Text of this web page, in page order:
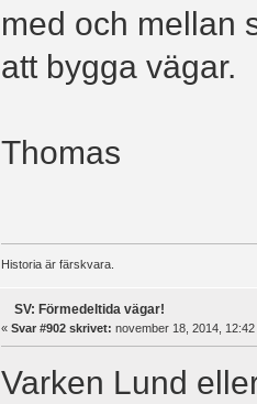
med och mellan
att bygga vägar.
Thomas
Historia är färskvara.
SV: Förmedeltida vägar!
« Svar #902 skrivet: november 18, 2014, 12:42
Varken Lund